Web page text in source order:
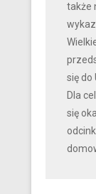
także
się do
Dla
się